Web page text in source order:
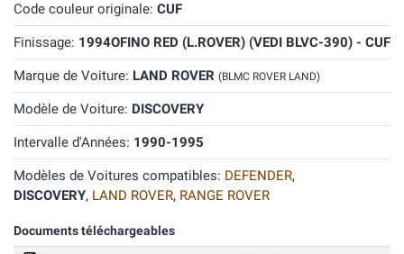
Code couleur originale: CUF
Finissage: 1994OFINO RED (L.ROVER) (VEDI BLVC-390) - CUF
Marque de Voiture: LAND ROVER (BLMC ROVER LAND)
Modèle de Voiture: DISCOVERY
Intervalle d'Années: 1990-1995
Modèles de Voitures compatibles: DEFENDER,
DISCOVERY, LAND ROVER, RANGE ROVER
Documents téléchargeables